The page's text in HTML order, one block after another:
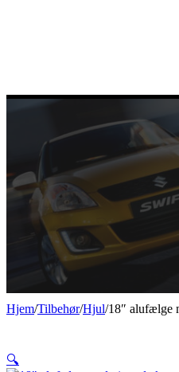
Hjem/Tilbehør/Hjul/18″ alufælge
🔍